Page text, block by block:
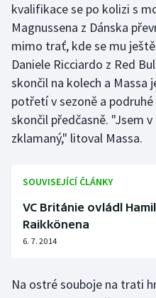
Triatlon
Veslování
Vodní slalom
Volejbal
kvalifikace se po kolizi s
Magnussena z Dánska
mimo trať, kde se mu
Daniele Ricciardo z Red
skončil na kolech a Massa
potřetí v sezoně a
skončil předčasně. "Jsem
zklamaný," litoval Massa.
SOUVISEJÍCÍ ČLÁNKY
VC Británie ovládl
Raikkönena
6. 7. 2014
Na ostré souboje na trati